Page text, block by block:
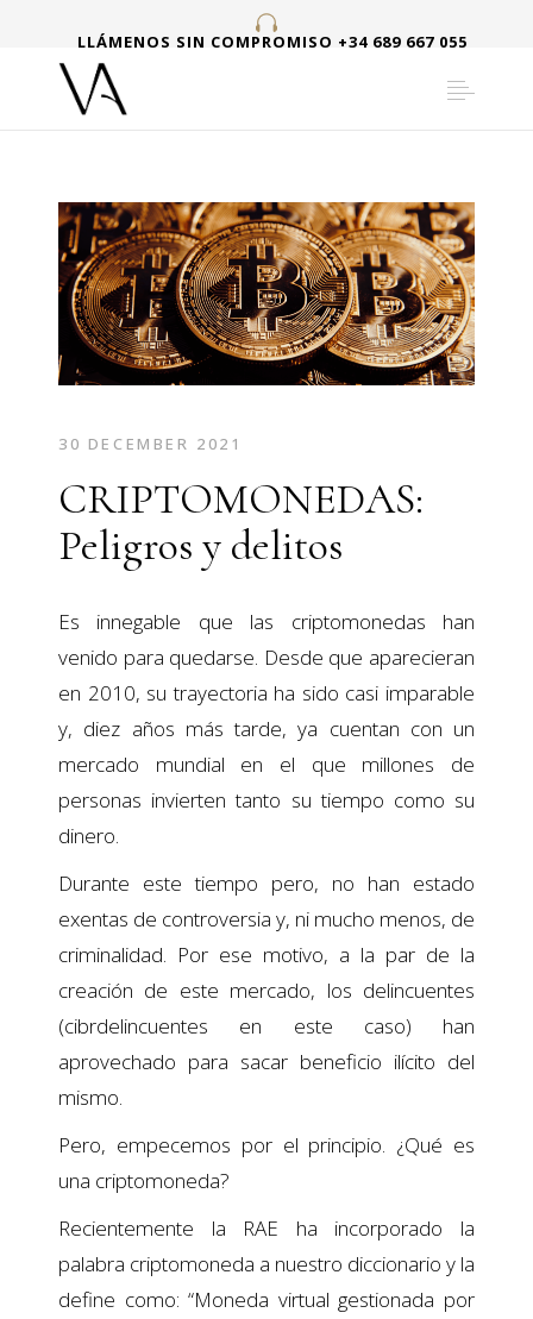
LLÁMENOS SIN COMPROMISO +34 689 667 055
30 DECEMBER 2021
CRIPTOMONEDAS:
Peligros y delitos
Es innegable que las criptomonedas han
venido para quedarse. Desde que aparecieran
en 2010, su trayectoria ha sido casi imparable
y, diez años más tarde, ya cuentan con un
mercado mundial en el que millones de
personas invierten tanto su tiempo como su
dinero.
Durante este tiempo pero, no han estado
exentas de controversia y, ni mucho menos, de
criminalidad. Por ese motivo, a la par de la
creación de este mercado, los delincuentes
(cibrdelincuentes en este caso) han
aprovechado para sacar beneficio ilícito del
mismo.
Pero, empecemos por el principio. ¿Qué es
una criptomoneda?
Recientemente la RAE ha incorporado la
palabra criptomoneda a nuestro diccionario y la
define como: “Moneda virtual gestionada por